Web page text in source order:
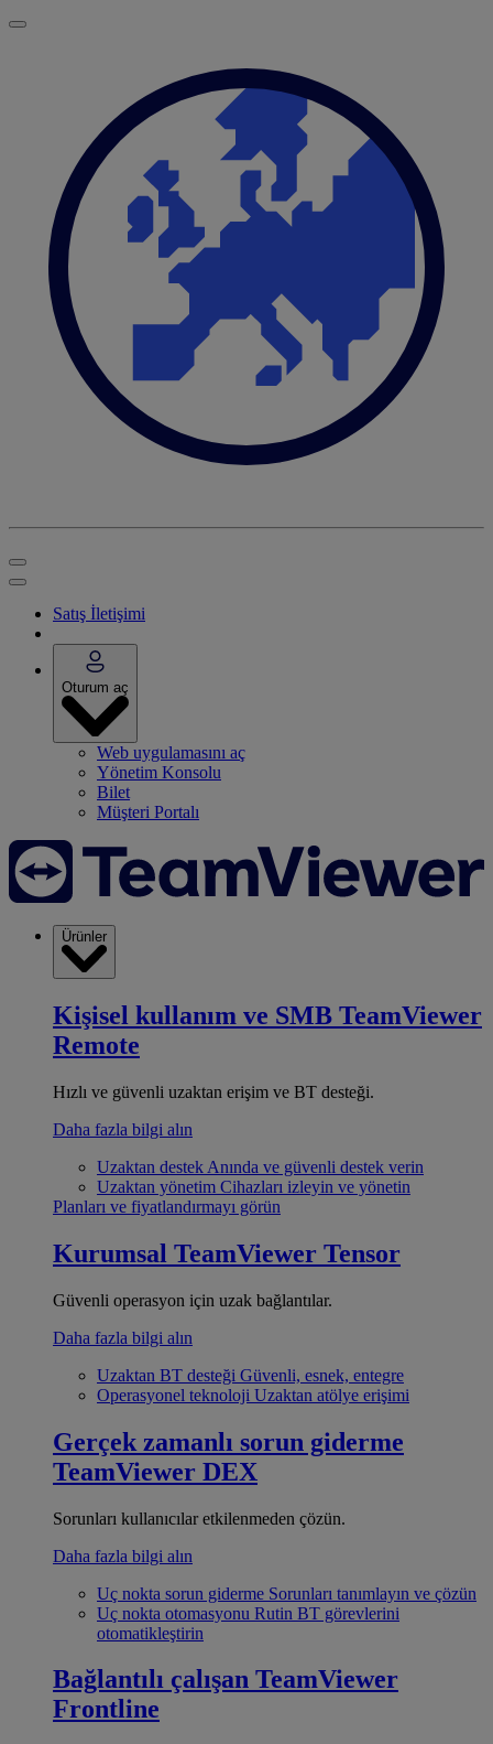
Satış İletişimi
Oturum aç
Web uygulamasını aç
Yönetim Konsolu
Bilet
Müşteri Portalı
Ürünler
Kişisel kullanım ve SMB TeamViewer
Remote
Hızlı ve güvenli uzaktan erişim ve BT desteği.
Daha fazla bilgi alın
Uzaktan destek Anında ve güvenli destek verin
Uzaktan yönetim Cihazları izleyin ve yönetin
Planları ve fiyatlandırmayı görün
Kurumsal TeamViewer Tensor
Güvenli operasyon için uzak bağlantılar.
Daha fazla bilgi alın
Uzaktan BT desteği Güvenli, esnek, entegre
Operasyonel teknoloji Uzaktan atölye erişimi
Gerçek zamanlı sorun giderme
TeamViewer DEX
Sorunları kullanıcılar etkilenmeden çözün.
Daha fazla bilgi alın
Uç nokta sorun giderme Sorunları tanımlayın ve çözün
Uç nokta otomasyonu Rutin BT görevlerini
otomatikleştirin
Bağlantılı çalışan TeamViewer
Frontline